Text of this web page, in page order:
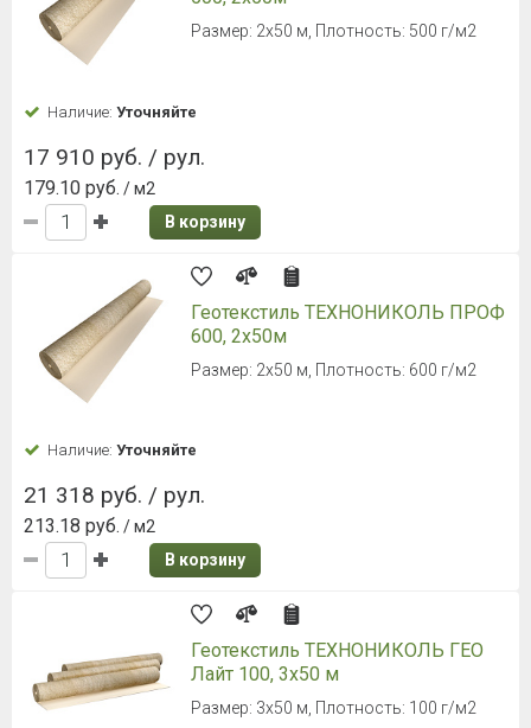
Размер: 2х50 м, Плотность: 500 г/м2
Наличие: Уточняйте
17 910 руб. / рул.
179.10 руб. / м2
В корзину
Геотекстиль ТЕХНОНИКОЛЬ ПРОФ
600, 2х50м
Размер: 2х50 м, Плотность: 600 г/м2
Наличие: Уточняйте
21 318 руб. / рул.
213.18 руб. / м2
В корзину
Геотекстиль ТЕХНОНИКОЛЬ ГЕО
Лайт 100, 3х50 м
Размер: 3х50 м, Плотность: 100 г/м2